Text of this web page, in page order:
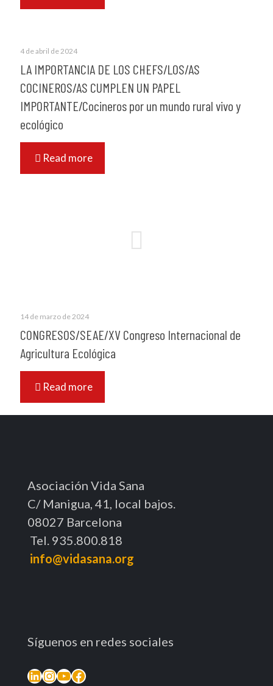
4 de abril de 2024
LA IMPORTANCIA DE LOS CHEFS/LOS/AS
COCINEROS/AS CUMPLEN UN PAPEL
IMPORTANTE/Cocineros por un mundo rural vivo y
ecológico
Read more
14 de marzo de 2024
CONGRESOS/SEAE/XV Congreso Internacional de
Agricultura Ecológica
Read more
Asociación Vida Sana
C/ Manigua, 41, local bajos.
08027 Barcelona
Tel. 935.800.818
info@vidasana.org
Síguenos en redes sociales
LinkedIn
Instagram
YouTube
Facebook